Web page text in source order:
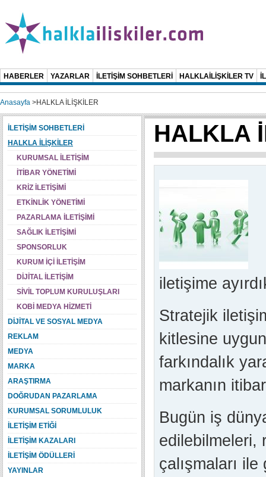
HABERLER YAZARLAR İLETİŞİM SOHBETLERİ HALKLAİLİŞKİLER TV
Anasayfa >HALKLA İLİŞKİLER
HALKLA
iletişime
Stratejik
kitlesine
farkındalık
markanın
Bugün iş
edilebilmeleri,
çalışmaları
İLETİŞİM SOHBETLERİ
HALKLA İLİŞKİLER
KURUMSAL İLETİŞİM
İTİBAR YÖNETİMİ
KRİZ İLETİŞİMİ
ETKİNLİK YÖNETİMİ
PAZARLAMA İLETİŞİMİ
SAĞLIK İLETİŞİMİ
SPONSORLUK
KURUM İÇİ İLETİŞİM
DİJİTAL İLETİŞİM
SİVİL TOPLUM KURULUŞLARI
KOBİ MEDYA HİZMETİ
DİJİTAL VE SOSYAL MEDYA
REKLAM
MEDYA
MARKA
ARAŞTIRMA
DOĞRUDAN PAZARLAMA
KURUMSAL SORUMLULUK
İLETİŞİM ETİĞİ
İLETİŞİM KAZALARI
İLETİŞİM ÖDÜLLERİ
YAYINLAR